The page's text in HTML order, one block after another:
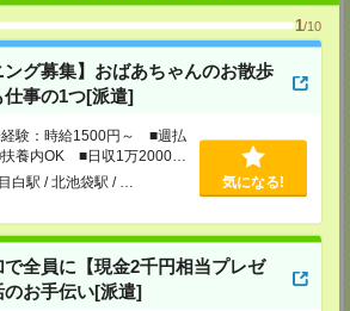
1/10
ング募集】おばあちゃんのお散歩
仕事の1つ[派遣]
経験：時給1500円～ ■週払
養内OK ■日収1万2000円
白駅 / 北池袋駅 / … 気になる!
全員に【現金2千円相当プレゼ
のお手伝い[派遣]
1 川越シティービル6F
3 錦糸町ミハマビル 3F